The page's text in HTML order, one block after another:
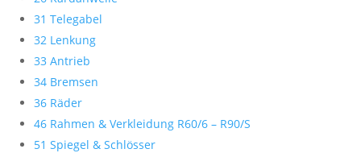
31 Telegabel
32 Lenkung
33 Antrieb
34 Bremsen
36 Räder
46 Rahmen & Verkleidung R60/6 – R90/S
51 Spiegel & Schlösser